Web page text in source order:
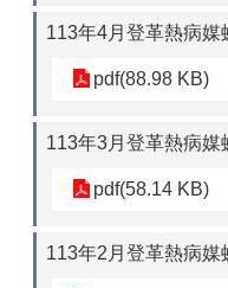
113年4月登革熱病媒
pdf(88.98 KB)
113年3月登革熱病媒
pdf(58.14 KB)
113年2月登革熱病媒